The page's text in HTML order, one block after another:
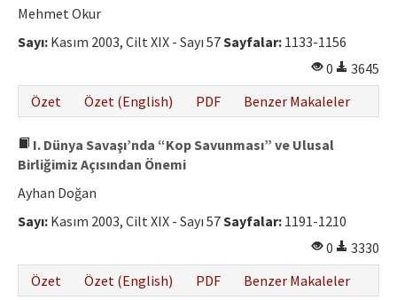
Mehmet Okur
Sayı: Kasım 2003, Cilt XIX - Sayı 57Sayfalar: 1133-1156
0
3645
Özet
Özet (English) PDF Benzer Makaleler
I. Dünya Savaşı’nda “Kop Savunması” ve Ulusal
Birliğimiz Açısından Önemi
Ayhan Doğan
Sayı: Kasım 2003, Cilt XIX - Sayı 57Sayfalar: 1191-1210
0
3330
Özet
Özet (English) PDF Benzer Makaleler